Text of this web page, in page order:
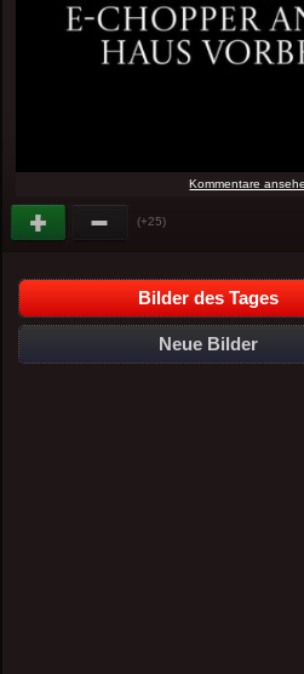
Kommentare
(+25)
Bilder des Tages
Neue Bilder